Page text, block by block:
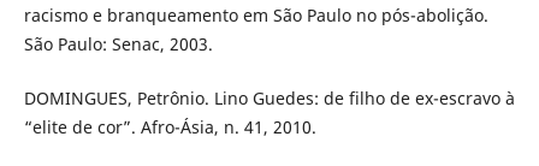
racismo e branqueamento em São Paulo no pós-abolição.
São Paulo: Senac, 2003.
DOMINGUES, Petrônio. Lino Guedes: de filho de ex-escravo à
“elite de cor”. Afro-Ásia, n. 41, 2010.